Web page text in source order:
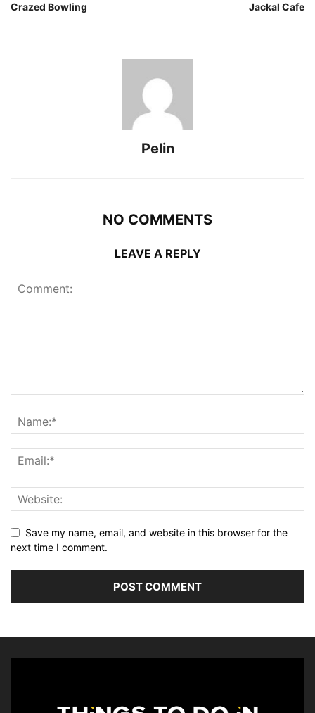
Crazed Bowling Jackal Cafe
Pelin
NO COMMENTS
LEAVE A REPLY
Save my name, email, and website in this browser for the
next time I comment.